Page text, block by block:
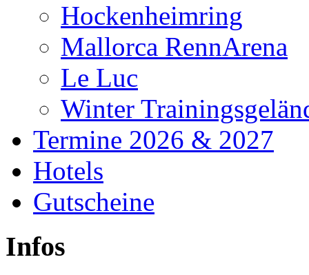
Hockenheimring
Mallorca RennArena
Le Luc
Winter
Termine 2026 & 2027
Hotels
Gutscheine
Infos